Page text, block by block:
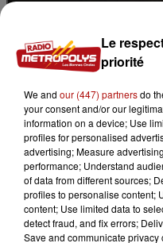
Le
priorité
We and our (447) partnersdo
your consent and/or our
information on a device; Use
profiles for personalised
advertising; Measure
performance; Understand
of data from different sources;
profiles to personalise content;
content; Use limited data to
detect fraud, and fix errors;
Save and communicate